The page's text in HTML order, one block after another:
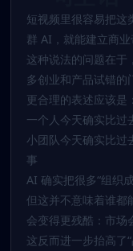
短视频里很容易把这
群 AI，就能建立商业
这种说法的问题在于
多创业和产品试错的
更合理的表述应该是：
一个人今天确实比过
小团队今天确实比过
事
AI 确实把很多“组织
但这并不意味着谁都
会变得更残酷：市场
这反而进一步抬高了